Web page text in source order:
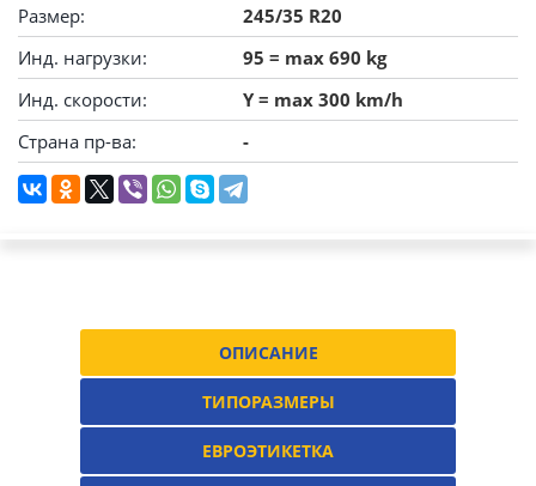
Размер:
245/35 R20
Инд. нагрузки:
95 = max 690 kg
Инд. скорости:
Y = max 300 km/h
Страна пр-ва:
-
ОПИСАНИЕ
ТИПОРАЗМЕРЫ
ЕВРОЭТИКЕТКА